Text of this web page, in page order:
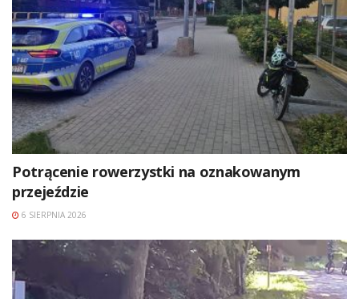
Potrącenie rowerzystki na oznakowanym
przejeździe
6 SIERPNIA 2026